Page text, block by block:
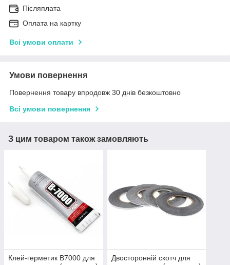
Післяплата
Оплата на картку
Всі умови оплати
Умови повернення
Повернення товару впродовж 30 днів безкоштовно
Всі умови повернення
З цим товаром також замовляють
Клей-герметик B7000 для
Двосторонній скотч для